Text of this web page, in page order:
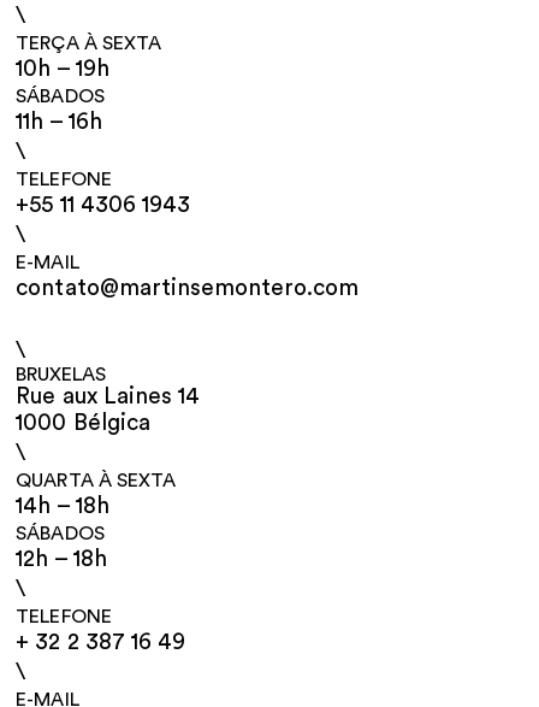
\
TERÇA À SEXTA
10h – 19h
SÁBADOS
11h – 16h
\
TELEFONE
+55 11 4306 1943
\
E-MAIL
contato@martinsemontero.com
\
BRUXELAS
Rue aux Laines 14
1000 Bélgica
\
QUARTA À SEXTA
14h – 18h
SÁBADOS
12h – 18h
\
TELEFONE
+ 32 2 387 16 49
\
E-MAIL